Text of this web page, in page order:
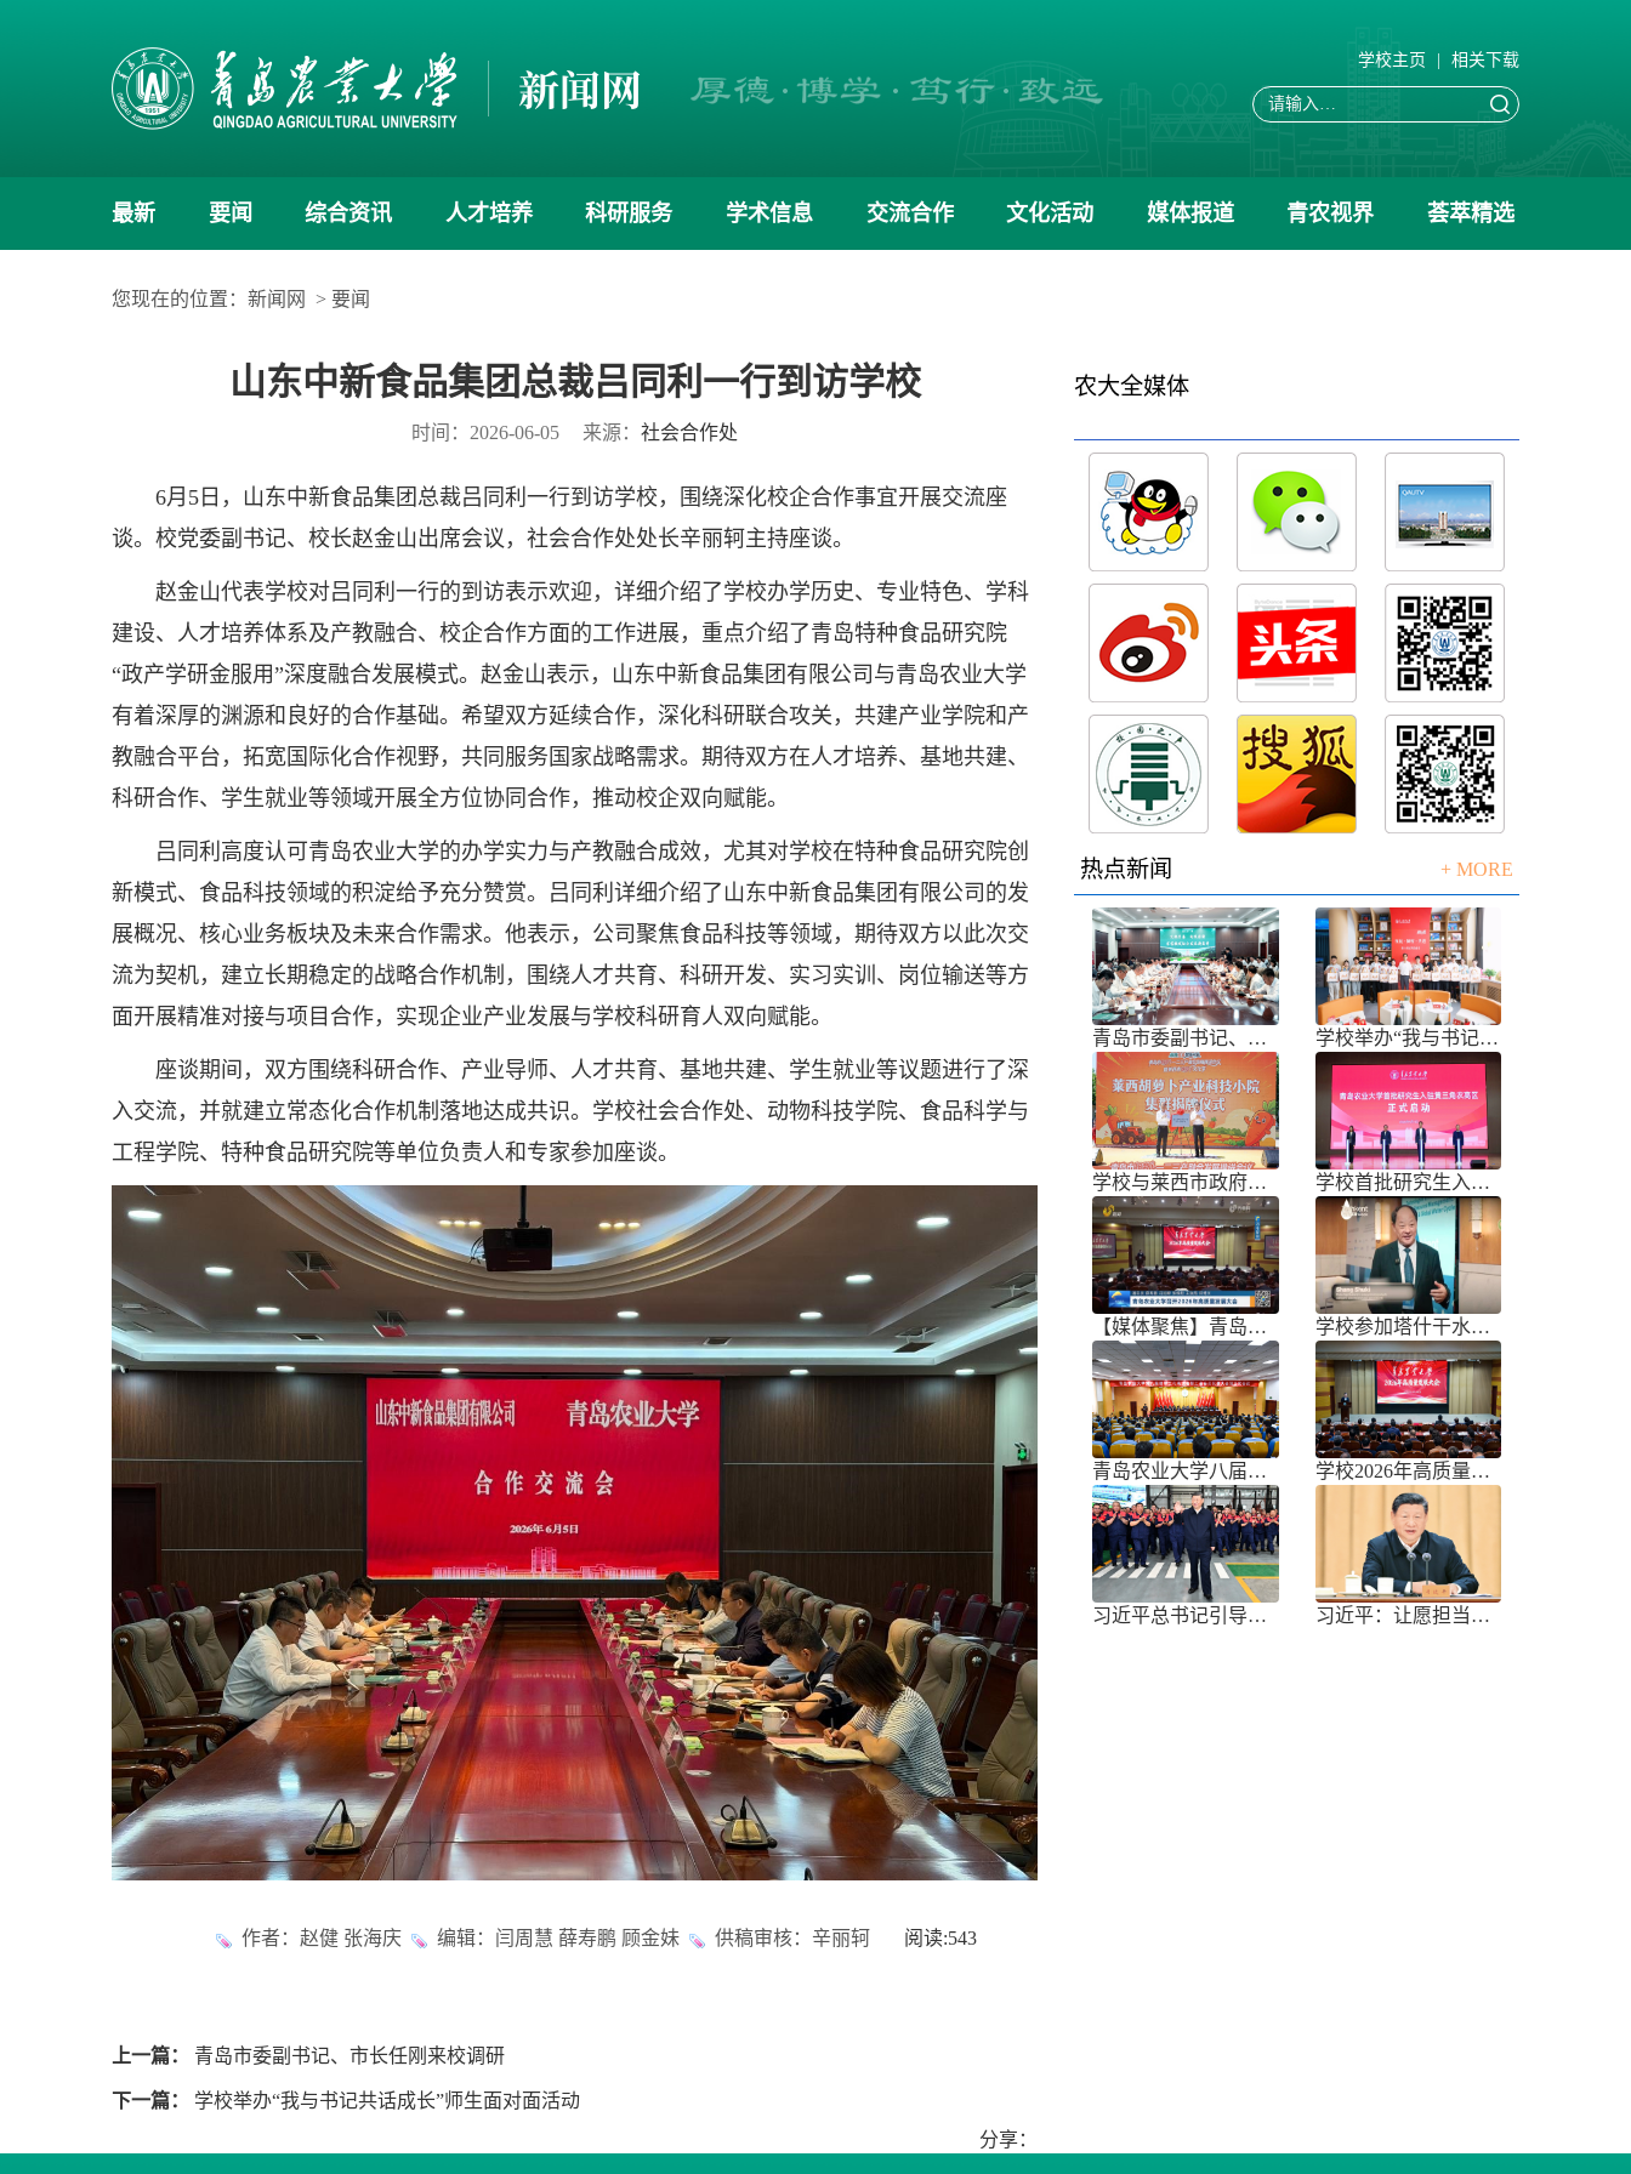
学校主页 相关下载
最新 要闻 综合资讯 人才培养 科研服务 学术信息 交流合作 文化活动 媒体报道 青农视界 荟萃精选
您现在的位置： 新闻网 > 要闻
山东中新食品集团总裁吕同利一行到访学校
时间：2026-06-05 来源：社会合作处
6月5日，山东中新食品集团总裁吕同利一行到访学校，围绕深化校企合作事宜开展交流座
谈。校党委副书记、校长赵金山出席会议，社会合作处处长辛丽轲主持座谈。
赵金山代表学校对吕同利一行的到访表示欢迎，详细介绍了学校办学历史、专业特色、学科
建设、人才培养体系及产教融合、校企合作方面的工作进展，重点介绍了青岛特种食品研究院
“政产学研金服用”深度融合发展模式。赵金山表示，山东中新食品集团有限公司与青岛农业大学
有着深厚的渊源和良好的合作基础。希望双方延续合作，深化科研联合攻关，共建产业学院和产
教融合平台，拓宽国际化合作视野，共同服务国家战略需求。期待双方在人才培养、基地共建、
科研合作、学生就业等领域开展全方位协同合作，推动校企双向赋能。
吕同利高度认可青岛农业大学的办学实力与产教融合成效，尤其对学校在特种食品研究院创
新模式、食品科技领域的积淀给予充分赞赏。吕同利详细介绍了山东中新食品集团有限公司的发
展概况、核心业务板块及未来合作需求。他表示，公司聚焦食品科技等领域，期待双方以此次交
流为契机，建立长期稳定的战略合作机制，围绕人才共育、科研开发、实习实训、岗位输送等方
面开展精准对接与项目合作，实现企业产业发展与学校科研育人双向赋能。
座谈期间，双方围绕科研合作、产业导师、人才共育、基地共建、学生就业等议题进行了深
入交流，并就建立常态化合作机制落地达成共识。学校社会合作处、动物科技学院、食品科学与
工程学院、特种食品研究院等单位负责人和专家参加座谈。
作者：赵健 张海庆 编辑：闫周慧 薛寿鹏 顾金妹 供稿审核：辛丽轲 阅读:543
上一篇： 青岛市委副书记、市长任刚来校调研
下一篇：
学校举办“我与书记共话成长”师生面对面活动
分享：
农大全媒体
热点新闻 + MORE
青岛市委副书记、市长任刚来校调研 学校举办“我与书记共话成长”师生面
学校与莱西市政府联合举办青岛市胡萝 学校首批研究生入驻黄三角农高区
【媒体聚焦】青岛农业大学召开202 学校参加塔什干水周2026国际论坛
青岛农业大学八届三次双代会胜利召开 学校2026年高质量发展大会召开
习近平总书记引导树立和践行正确政绩 习近平：让愿担当、敢担当、善担当蔚